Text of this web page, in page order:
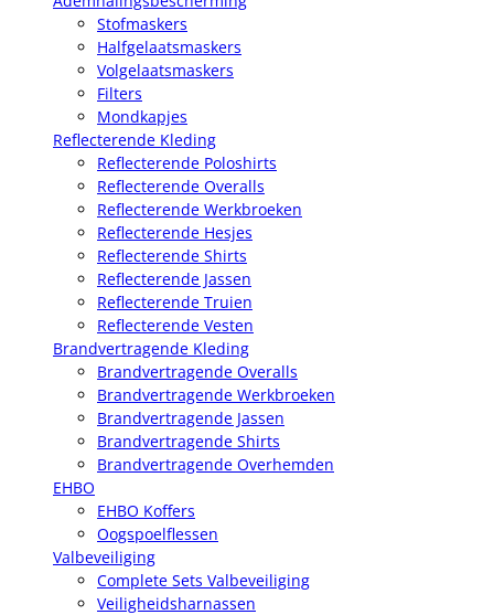
Stofmaskers
Halfgelaatsmaskers
Volgelaatsmaskers
Filters
Mondkapjes
Reflecterende Kleding
Reflecterende Poloshirts
Reflecterende Overalls
Reflecterende Werkbroeken
Reflecterende Hesjes
Reflecterende Shirts
Reflecterende Jassen
Reflecterende Truien
Reflecterende Vesten
Brandvertragende Kleding
Brandvertragende Overalls
Brandvertragende Werkbroeken
Brandvertragende Jassen
Brandvertragende Shirts
Brandvertragende Overhemden
EHBO
EHBO Koffers
Oogspoelflessen
Valbeveiliging
Complete Sets Valbeveiliging
Veiligheidsharnassen